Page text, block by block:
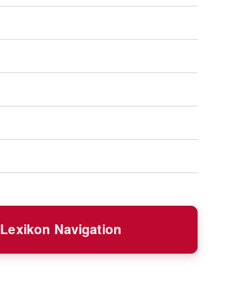
Lexikon Navigation